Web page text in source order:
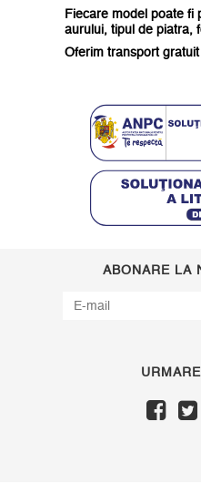
Fiecare model poate fi
aurului, tipul de piatra,
Oferim transport
ABONARE LA